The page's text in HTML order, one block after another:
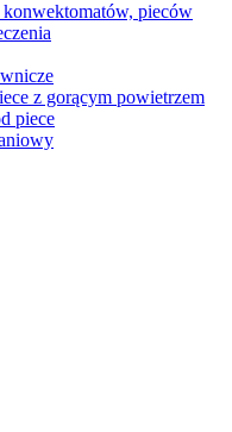
pieców
z gorącym powietrzem
piece